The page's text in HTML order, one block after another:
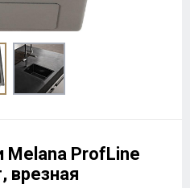
Melana ProfLine
врезная